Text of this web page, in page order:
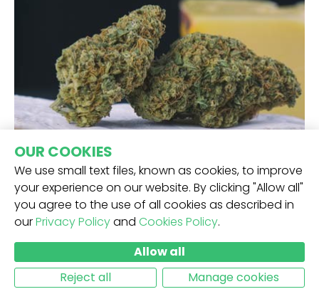
CLASSIFICHE TOP 10
Top 10 Cheese
AUG 6-2026
OUR COOKIES
We use small text files, known as cookies, to improve
your experience on our website. By clicking "Allow all"
you agree to the use of all cookies as described in
ourPrivacy Policyand Cookies Policy.
Allow all
Reject all
Manage cookies